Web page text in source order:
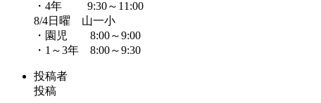
・4年 9:30～11:00
8/4日曜 山一小
・園児 8:00～9:00
・1～3年 8:00～9:30
投稿者
投稿